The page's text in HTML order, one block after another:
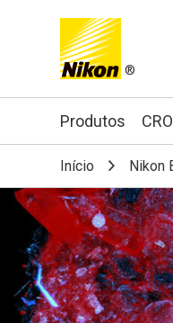
®
Produtos CRO
Início Nikon